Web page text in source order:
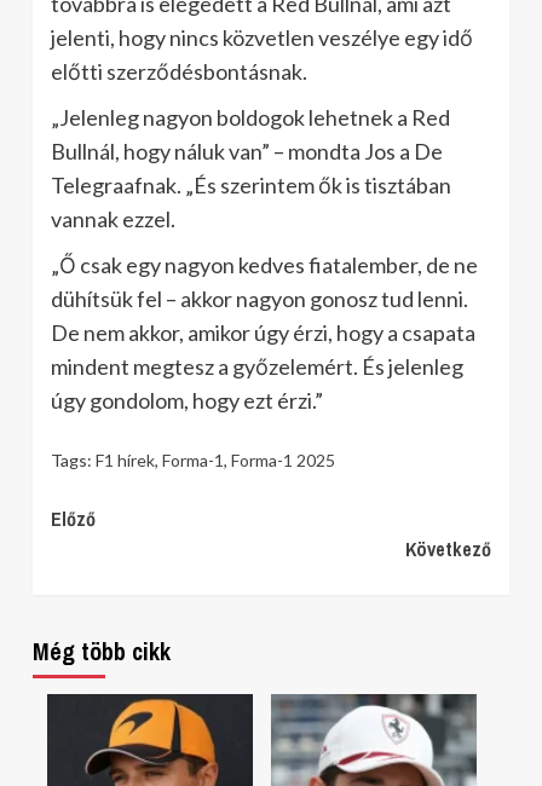
jelenti, hogy nincs közvetlen veszélye egy idő
előtti szerződésbontásnak.
„Jelenleg nagyon boldogok lehetnek a Red
Bullnál, hogy náluk van” – mondta Jos a De
Telegraafnak. „És szerintem ők is tisztában
vannak ezzel.
„Ő csak egy nagyon kedves fiatalember, de ne
dühítsük fel – akkor nagyon gonosz tud lenni.
De nem akkor, amikor úgy érzi, hogy a csapata
mindent megtesz a győzelemért. És jelenleg
úgy gondolom, hogy ezt érzi.”
Tags: F1 hírek, Forma-1, Forma-1 2025
Continue
Előző
Következő
Még több cikk